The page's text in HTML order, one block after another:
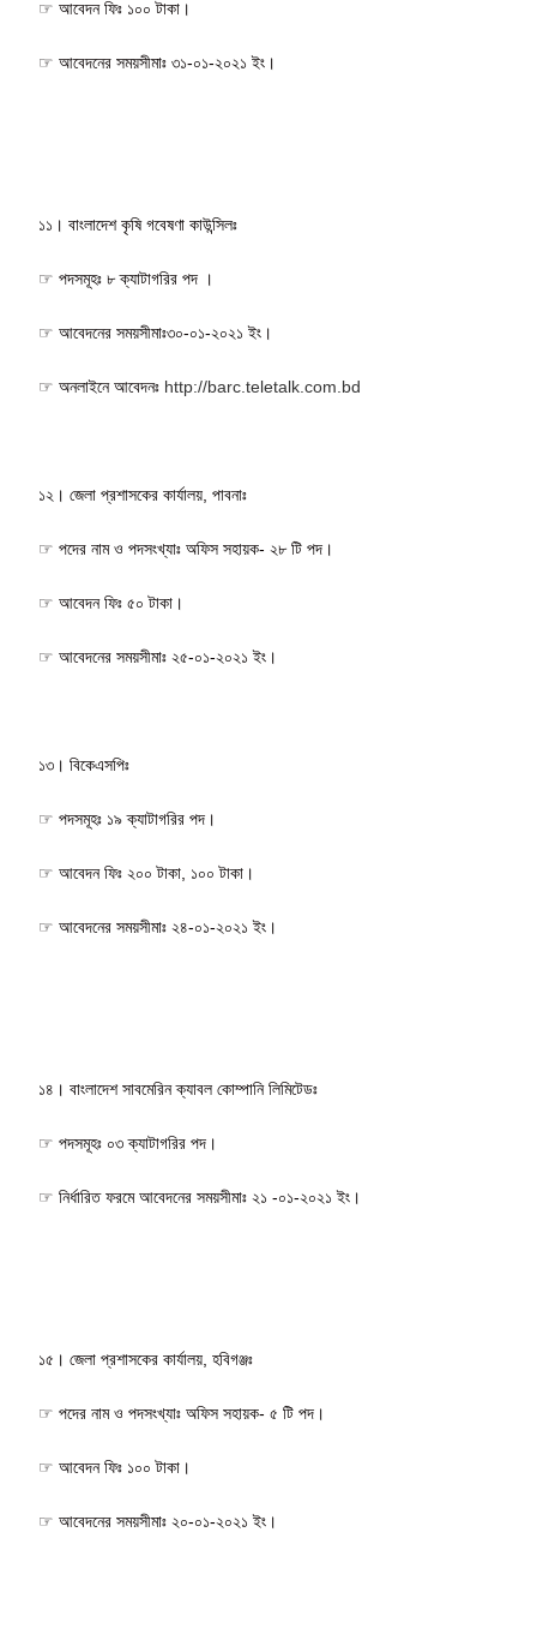
☞ আবেদন ফিঃ ১০০ টাকা।
☞ আবেদনের সময়সীমাঃ ৩১-০১-২০২১ ইং।
১১। বাংলাদেশ কৃষি গবেষণা কাউন্সিলঃ
☞ পদসমূহঃ ৮ ক্যাটাগরির পদ ।
☞ আবেদনের সময়সীমাঃ৩০-০১-২০২১ ইং।
☞ অনলাইনে আবেদনঃ http://barc.teletalk.com.bd
১২। জেলা প্রশাসকের কার্যালয়, পাবনাঃ
☞ পদের নাম ও পদসংখ্যাঃ অফিস সহায়ক- ২৮ টি পদ।
☞ আবেদন ফিঃ ৫০ টাকা।
☞ আবেদনের সময়সীমাঃ ২৫-০১-২০২১ ইং।
১৩। বিকেএসপিঃ
☞ পদসমূহঃ ১৯ ক্যাটাগরির পদ।
☞ আবেদন ফিঃ ২০০ টাকা, ১০০ টাকা।
☞ আবেদনের সময়সীমাঃ ২৪-০১-২০২১ ইং।
১৪। বাংলাদেশ সাবমেরিন ক্যাবল কোম্পানি লিমিটেডঃ
☞ পদসমূহঃ ০৩ ক্যাটাগরির পদ।
☞ নির্ধারিত ফরমে আবেদনের সময়সীমাঃ ২১ -০১-২০২১ ইং।
১৫। জেলা প্রশাসকের কার্যালয়, হবিগঞ্জঃ
☞ পদের নাম ও পদসংখ্যাঃ অফিস সহায়ক- ৫ টি পদ।
☞ আবেদন ফিঃ ১০০ টাকা।
☞ আবেদনের সময়সীমাঃ ২০-০১-২০২১ ইং।